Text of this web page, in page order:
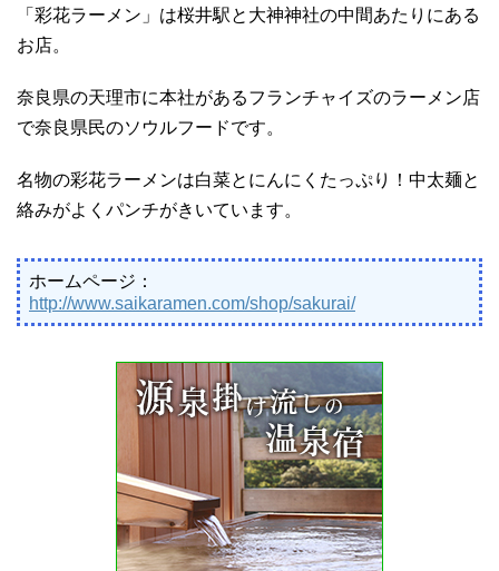
「彩花ラーメン」は桜井駅と大神神社の中間あたりにある
お店。
奈良県の天理市に本社があるフランチャイズのラーメン店
で奈良県民のソウルフードです。
名物の彩花ラーメンは白菜とにんにくたっぷり！中太麺と
絡みがよくパンチがきいています。
ホームページ：
http://www.saikaramen.com/shop/sakurai/